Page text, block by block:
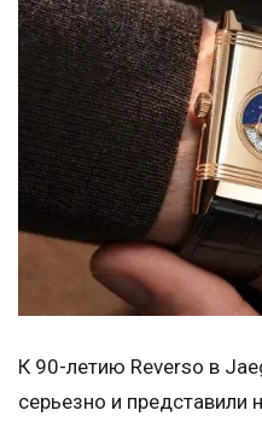
К 90-летию Reverso в
серьезно и